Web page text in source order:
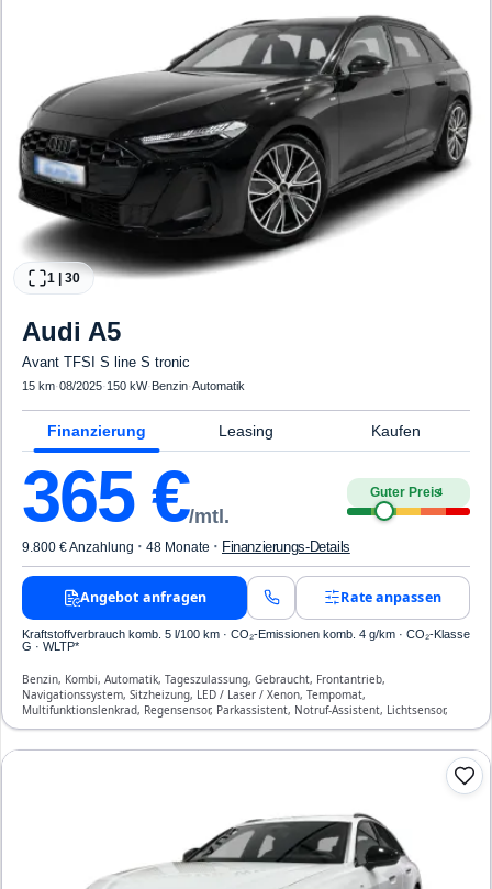
1 | 30
Audi A5
Avant TFSI S line S tronic
15 km·08/2025· 150 kW· Benzin·Automatik
Finanzierung Leasing Kaufen
365€/mtl.
Guter Preis4
9.800 € Anzahlung · 48 Monate · Finanzierungs-Details
Angebot anfragen Rate anpassen
Kraftstoffverbrauch komb. 5 l/100 km · CO₂-Emissionen komb. 4 g/km · CO₂-Klasse
G · WLTP*
Benzin, Kombi, Automatik, Tageszulassung, Gebraucht, Frontantrieb,
Navigationssystem, Sitzheizung, LED / Laser / Xenon, Tempomat,
Multifunktionslenkrad, Regensensor, Parkassistent, Notruf-Assistent, Lichtsensor,
Bluetooth, Freisprecheinrichtung, Verkehrszeichen-Erkennung, ESP, ABS,